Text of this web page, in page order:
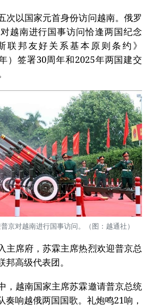
次以国家元首身份访问越南。俄罗
越南进行国事访问恰逢两国纪念
联邦友好关系基本原则条约》
）签署30周年和2025年两国建交
京对越南进行国事访问。（图：越通社）
主席府，苏霖主席热烈欢迎普京总
高级代表团。
，越南国家主席苏霖邀请普京总统
奏响越俄两国国歌。礼炮鸣21响，